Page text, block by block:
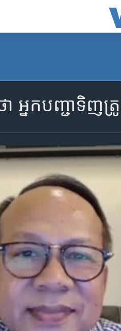
អ្នក​បញ្ជា​ទិញ​